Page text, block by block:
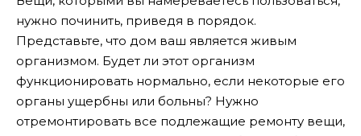
нужно починить, приведя в порядок.
Представьте, что дом ваш является живым
организмом. Будет ли этот организм
функционировать нормально, если некоторые его
органы ущербны или больны? Нужно
отремонтировать все подлежащие ремонту вещи,